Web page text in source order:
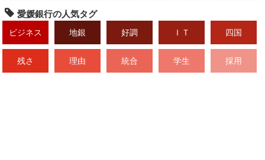
愛媛銀行の人気タグ
ビジネス 地銀 好調 ＩＴ 四国
残さ 理由 統合 学生 採用